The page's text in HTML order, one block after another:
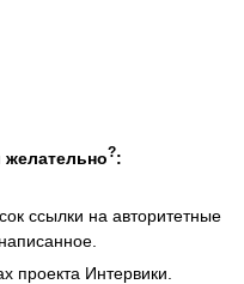
желательно?:
ссылки на авторитетные
проекта Интервики.